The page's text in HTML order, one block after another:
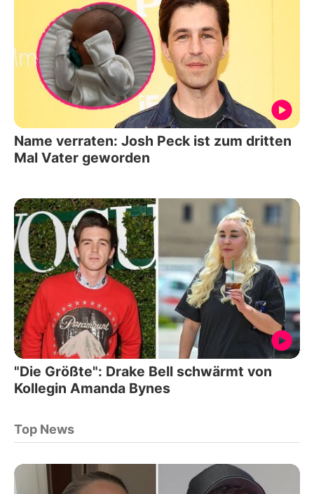
Name verraten: Josh Peck ist zum dritten
Mal Vater geworden
"Die Größte": Drake Bell schwärmt von
Kollegin Amanda Bynes
Top News